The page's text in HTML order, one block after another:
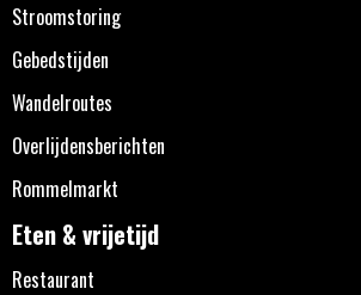
Stroomstoring
Gebedstijden
Wandelroutes
Overlijdensberichten
Rommelmarkt
Eten & vrijetijd
Restaurant